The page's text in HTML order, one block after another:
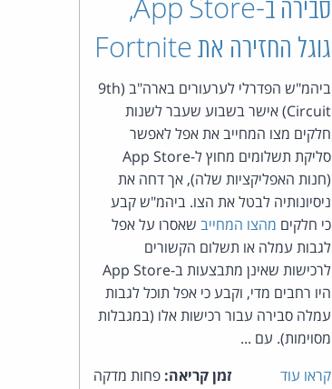
סבירה ב-App Store,
גוגל החזירה את Fortnite
ביהמ"ש הפדרלי לערעורים בארה"ב (9th
Circuit) אישר בשבוע שעבר לשנות
חלקים מצו המחייב את אפל לאפשר
סליקת תשלומים מחוץ ל-App Store
(חנות האפליקציות שלה), אך דחה את
ניסיונותיה לבטל את הצו. ביהמ"ש קבע
כי חלקים מהצו המחייב שאסרו על אפל
לגבות עמלה או תשלום הקשורים
לרכישות שאינן מתבצעות ב-App Store
היו רחבים מדי, וקבע כי אפל תוכל לגבות
עמלה סבירה עבור רכישות אלו (במגבלות
מסוימות). עם ...
קראו עוד
זמן קריאה: פחות מדקה